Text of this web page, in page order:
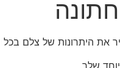
את היתרונות של צלם בכל
שלך.